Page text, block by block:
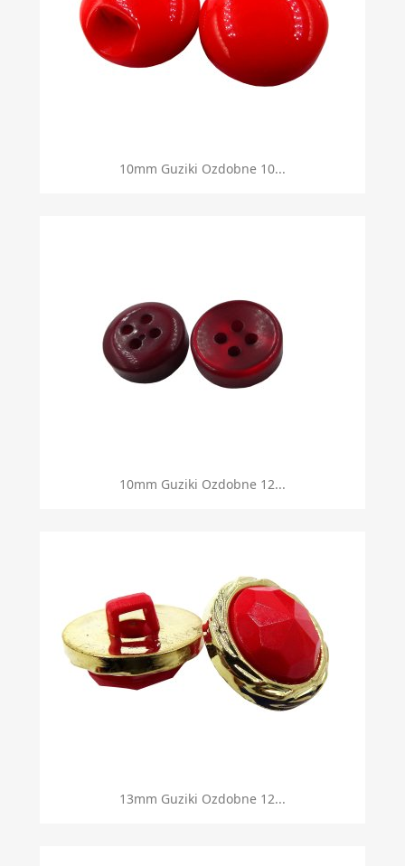
10mm Guziki Ozdobne 10...
10mm Guziki Ozdobne 12...
13mm Guziki Ozdobne 12...